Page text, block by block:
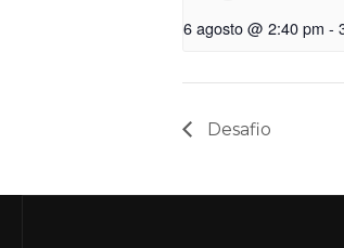
6 agosto @ 2:40 pm -
Desafio